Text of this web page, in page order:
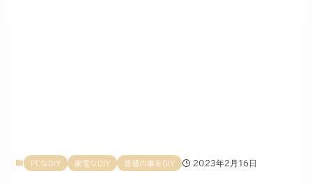
PCなDIY 家電なDIY 普通の事をDIY 2023年2月16日